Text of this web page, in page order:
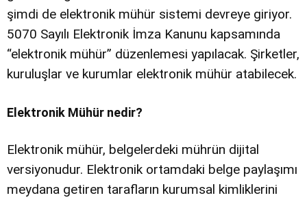
şimdi de elektronik mühür sistemi devreye giriyor.
5070 Sayılı Elektronik İmza Kanunu kapsamında
“elektronik mühür” düzenlemesi yapılacak. Şirketler,
kuruluşlar ve kurumlar elektronik mühür atabilecek.
Elektronik Mühür nedir?
Elektronik mühür, belgelerdeki mührün dijital
versiyonudur. Elektronik ortamdaki belge paylaşımı
meydana getiren tarafların kurumsal kimliklerini